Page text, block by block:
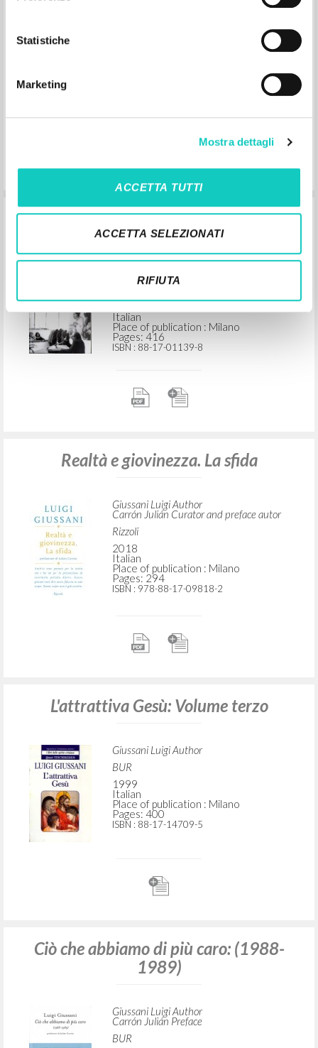
Statistiche
Marketing
Mostra dettagli
ACCETTA TUTTI
ACCETTA SELEZIONATI
RIFIUTA
Dall'utopia alla presenza: (1975-1978)
Giussani Luigi Author
Italian
Place of publication : Milano
Pages: 416
ISBN : 88-17-01139-8
Realtà e giovinezza. La sfida
Giussani Luigi Author
Carrón Julián Curator and preface autor
Rizzoli
2018
Italian
Place of publication : Milano
Pages: 294
ISBN : 978-88-17-09818-2
L'attrattiva Gesù: Volume terzo
Giussani Luigi Author
BUR
1999
Italian
Place of publication : Milano
Pages: 400
ISBN : 88-17-14709-5
Ciò che abbiamo di più caro: (1988-
1989)
Giussani Luigi Author
Carrón Julián Preface
BUR